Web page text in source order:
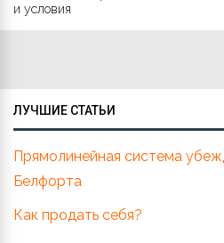
и условия
ЛУЧШИЕ СТАТЬИ
Прямолинейная система
Белфорта
Как продать себя?